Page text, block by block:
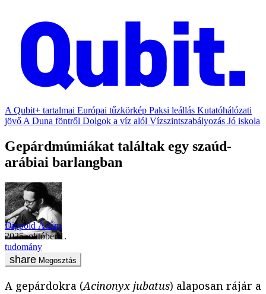
A Qubit+ tartalmai Európai tűzkörkép Paksi leállás Kutatóhálózati
jövő A Duna föntről Dolgok a víz alól Vízszintszabályozás Jó iskola
Gepárdmúmiákat találtak egy szaúd-
arábiai barlangban
Dippold Ádám
2025. október 1.
tudomány
Megosztás
A gepárdokra (Acinonyx jubatus) alaposan rájár a